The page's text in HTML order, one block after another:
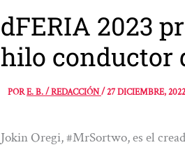
dFERIA 2023
hilo conductor
PORE. B. / REDACCIÓN/27 DICIEMBRE, 2022
Jokin Oregi, #MrSortwo, es el